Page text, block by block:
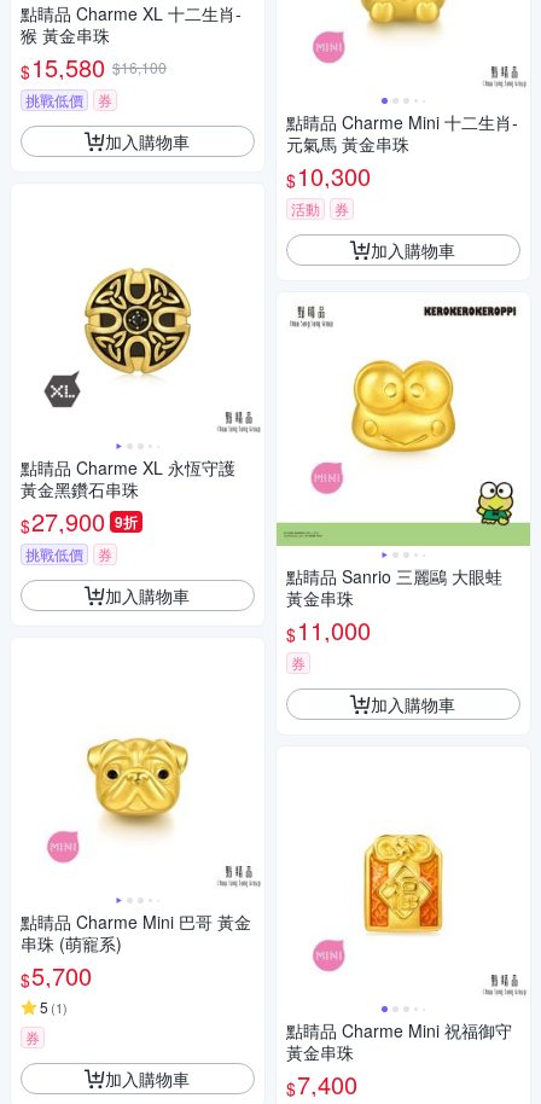
點睛品 Charme XL 十二生肖-
猴 黃金串珠
$15,580 $16,100
挑戰低價
券
加入購物車
點睛品 Charme XL 永恆守護
黃金黑鑽石串珠
$27,900 9折
挑戰低價 券
加入購物車
點睛品 Charme Mini 巴哥 黃金
串珠 (萌寵系)
$5,700
5 (1)
券
加入購物車
點睛品 Charme Mini 十二生肖-
元氣馬 黃金串珠
$10,300
活動 券
加入購物車
點睛品 Sanrio 三麗鷗 大眼蛙
黃金串珠
$11,000
券
加入購物車
點睛品 Charme Mini 祝福御守
黃金串珠
$7,400